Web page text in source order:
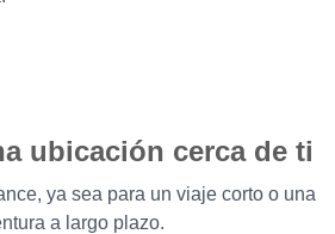
ubicación cerca de ti
ya sea para un viaje corto o una
a largo plazo.